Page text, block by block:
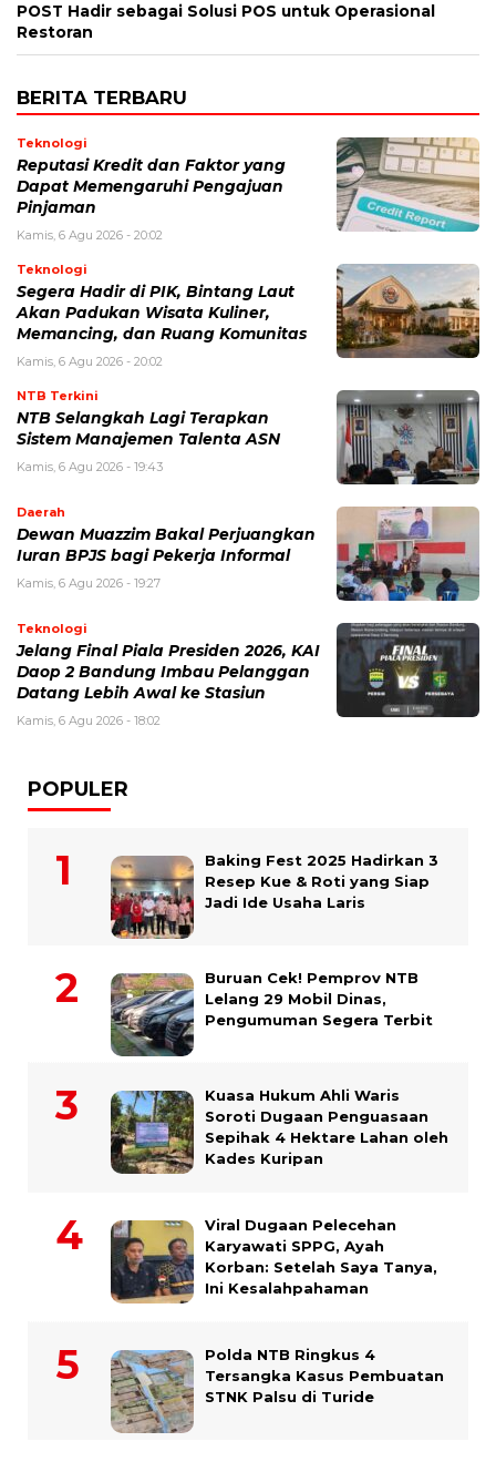
POST Hadir sebagai Solusi POS untuk Operasional
Restoran
BERITA TERBARU
Teknologi
Reputasi Kredit dan Faktor yang
Dapat Memengaruhi Pengajuan
Pinjaman
Kamis, 6 Agu 2026 - 20:02
Teknologi
Segera Hadir di PIK, Bintang Laut
Akan Padukan Wisata Kuliner,
Memancing, dan Ruang Komunitas
Kamis, 6 Agu 2026 - 20:02
NTB Terkini
NTB Selangkah Lagi Terapkan
Sistem Manajemen Talenta ASN
Kamis, 6 Agu 2026 - 19:43
Daerah
Dewan Muazzim Bakal Perjuangkan
Iuran BPJS bagi Pekerja Informal
Kamis, 6 Agu 2026 - 19:27
Teknologi
Jelang Final Piala Presiden 2026, KAI
Daop 2 Bandung Imbau Pelanggan
Datang Lebih Awal ke Stasiun
Kamis, 6 Agu 2026 - 18:02
POPULER
Baking Fest 2025 Hadirkan 3
Resep Kue & Roti yang Siap
Jadi Ide Usaha Laris
Buruan Cek! Pemprov NTB
Lelang 29 Mobil Dinas,
Pengumuman Segera Terbit
Kuasa Hukum Ahli Waris
Soroti Dugaan Penguasaan
Sepihak 4 Hektare Lahan oleh
Kades Kuripan
Viral Dugaan Pelecehan
Karyawati SPPG, Ayah
Korban: Setelah Saya Tanya,
Ini Kesalahpahaman
Polda NTB Ringkus 4
Tersangka Kasus Pembuatan
STNK Palsu di Turide